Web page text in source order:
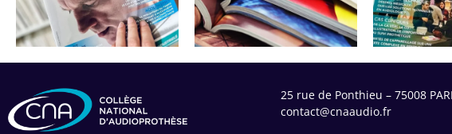
25 rue de Ponthieu – 75008
contact@cnaaudio.fr